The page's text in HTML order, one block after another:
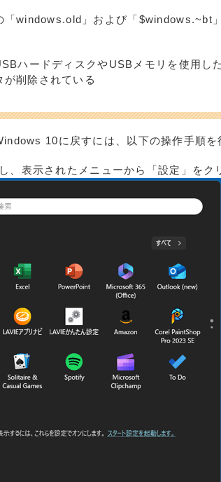
「windows.old」および「$windows.~bt
ハードディスクやUSBメモリを使用し
削除されている
10に戻すには、以下の操作手順を
、表示されたメニューから「設定」をク